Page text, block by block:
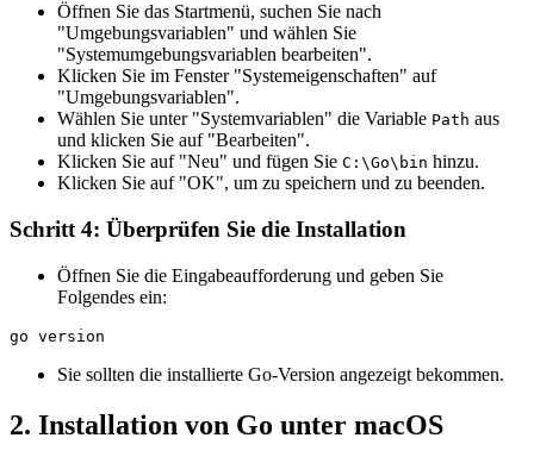
Öffnen Sie das Startmenü, suchen Sie nach
"Umgebungsvariablen" und wählen Sie
"Systemumgebungsvariablen bearbeiten".
Klicken Sie im Fenster "Systemeigenschaften" auf
"Umgebungsvariablen".
Wählen Sie unter "Systemvariablen" die Variable Path aus
und klicken Sie auf "Bearbeiten".
Klicken Sie auf "Neu" und fügen Sie C:\Go\bin hinzu.
Klicken Sie auf "OK", um zu speichern und zu beenden.
Schritt 4: Überprüfen Sie die Installation
Öffnen Sie die Eingabeaufforderung und geben Sie
Folgendes ein:
Sie sollten die installierte Go-Version angezeigt bekommen.
2. Installation von Go unter macOS